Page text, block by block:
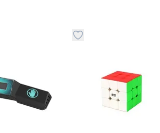
stvari u kategoriju omiljeno
Dugme za dodavanje